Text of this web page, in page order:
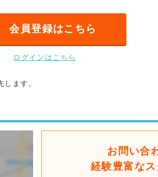
会員登録はこちら
ログインはこちら
ます。
お問い合
経験豊富なス